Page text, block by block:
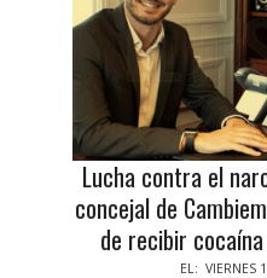
Lucha contra el
concejal de
de recibir
EL: VIERNES